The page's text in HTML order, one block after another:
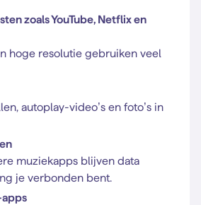
zoals YouTube, Netflix en
hoge resolutie gebruiken veel
autoplay-video’s en foto’s in
muziekapps blijven data
je verbonden bent.